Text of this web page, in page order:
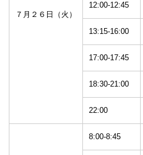
７月２６日（火）
12:00-12:45
13:15-16:00
17:00-17:45
18:30-21:00
22:00
8:00-8:45